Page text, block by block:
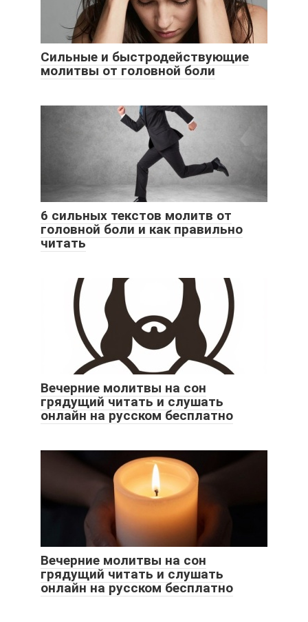
Сильные и быстродействующие
молитвы от головной боли
6 сильных текстов молитв от
головной боли и как правильно
читать
Вечерние молитвы на сон
грядущий читать и слушать
онлайн на русском бесплатно
Вечерние молитвы на сон
грядущий читать и слушать
онлайн на русском бесплатно